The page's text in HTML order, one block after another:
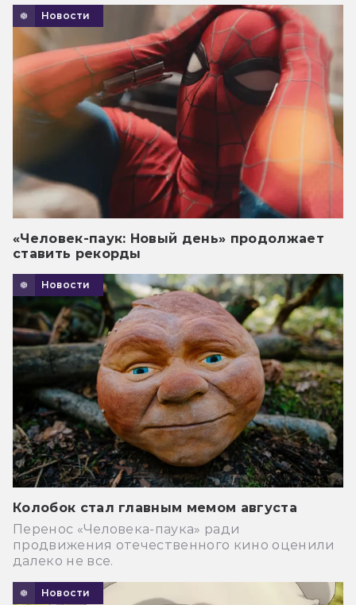
Новости
«Человек-паук: Новый день» продолжает
ставить рекорды
Новости
Колобок стал главным мемом августа
Перенос «Человека-паука» ради
продвижения отечественного кино оценили
далеко не все.
Новости